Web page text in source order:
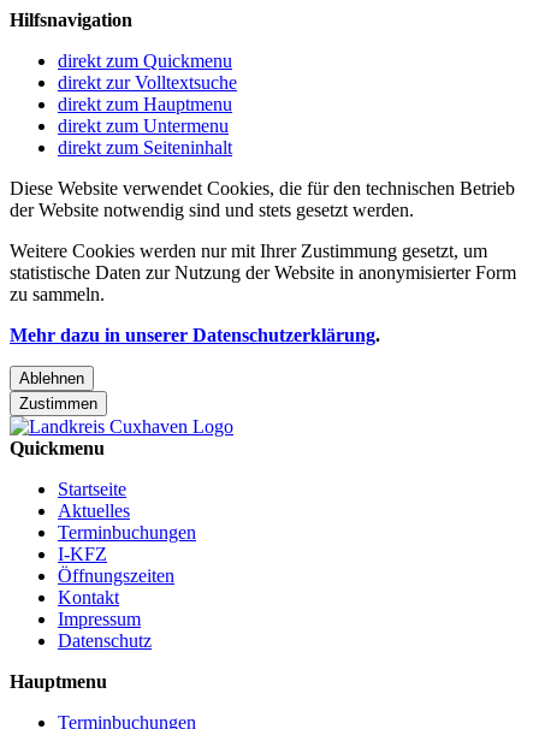
Hilfsnavigation
direkt zum Quickmenu
direkt zur Volltextsuche
direkt zum Hauptmenu
direkt zum Untermenu
direkt zum Seiteninhalt
Diese Website verwendet Cookies, die für den technischen Betrieb
der Website notwendig sind und stets gesetzt werden.
Weitere Cookies werden nur mit Ihrer Zustimmung gesetzt, um
statistische Daten zur Nutzung der Website in anonymisierter Form
zu sammeln.
Mehr dazu in unserer Datenschutzerklärung.
Ablehnen
Zustimmen
Quickmenu
Startseite
Aktuelles
Terminbuchungen
I-KFZ
Öffnungszeiten
Kontakt
Impressum
Datenschutz
Hauptmenu
Terminbuchungen